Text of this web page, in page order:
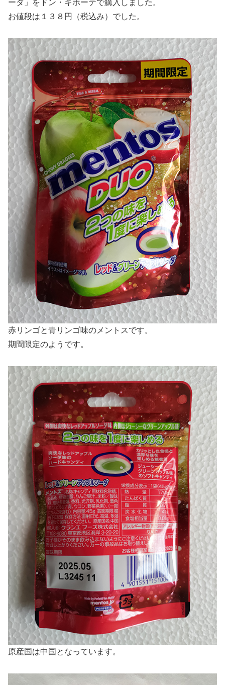
ーダ」をドン・キホーテで購入しました。
お値段は１３８円（税込み）でした。
赤リンゴと青リンゴ味のメントスです。
期間限定のようです。
原産国は中国となっています。